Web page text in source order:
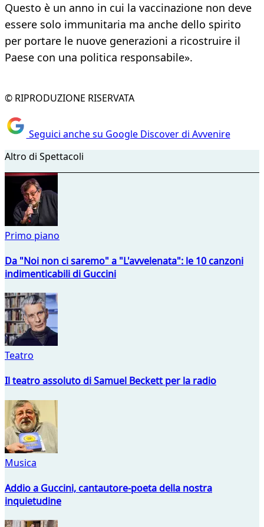
Questo è un anno in cui la vaccinazione non deve
essere solo immunitaria ma anche dello spirito
per portare le nuove generazioni a ricostruire il
Paese con una politica responsabile».
© RIPRODUZIONE RISERVATA
Seguici anche su Google Discover di Avvenire
Altro di Spettacoli
Primo piano
Da "Noi non ci saremo" a "L'avvelenata": le 10 canzoni
indimenticabili di Guccini
Teatro
Il teatro assoluto di Samuel Beckett per la radio
Musica
Addio a Guccini, cantautore-poeta della nostra
inquietudine